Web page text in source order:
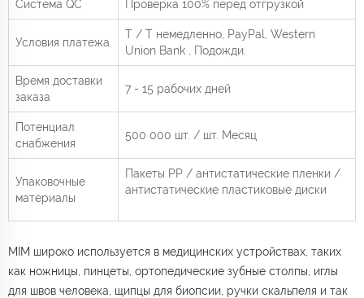
Система QC Проверка 100% перед отгрузкой
Условия платежа
Т / Т немедленно, PayPal, Western
Union Bank
, Подожди.
Время доставки
заказа
7 - 15 рабочих дней
Потенциал
снабжения
500 000 шт. / шт. Месяц
Упаковочные
материалы
Пакеты PP / антистатические пленки /
антистатические пластиковые диски
MIM широко используется в медицинских устройствах, таких
как ножницы, пинцеты, ортопедические зубные столпы, иглы
для швов человека, щипцы для биопсии, ручки скальпеля и так